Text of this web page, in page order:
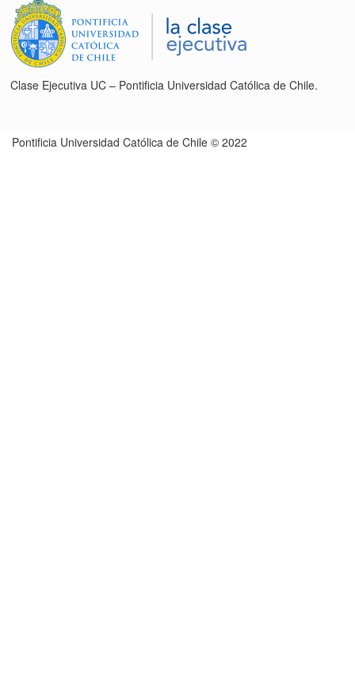
Clase Ejecutiva UC – Pontificia Universidad Católica de Chile.
Pontificia Universidad Católica de Chile © 2022